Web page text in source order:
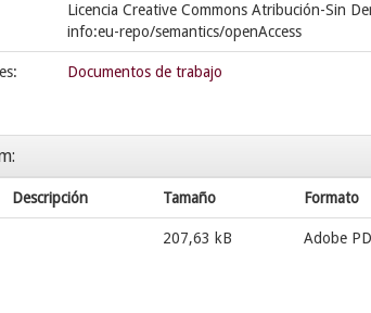
Licencia Creative Commons Atribución-Sin
info:eu-repo/semantics/openAccess
Documentos de trabajo
Descripción Tamaño Formato
207,63 kB Adobe